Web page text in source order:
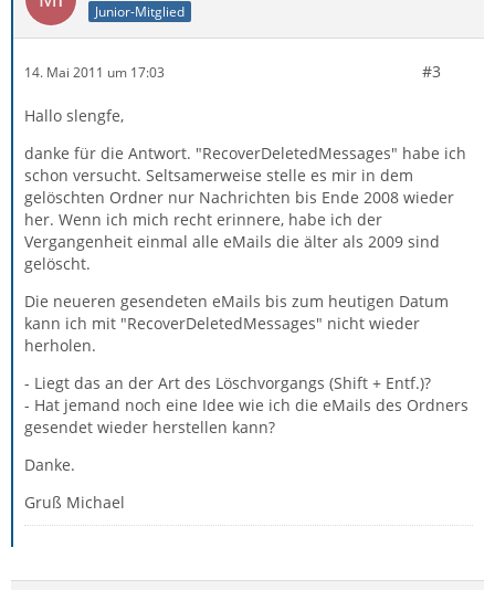
Junior-Mitglied
14. Mai 2011 um 17:03 #3
Hallo slengfe,
danke für die Antwort. "RecoverDeletedMessages" habe ich
schon versucht. Seltsamerweise stelle es mir in dem
gelöschten Ordner nur Nachrichten bis Ende 2008 wieder
her. Wenn ich mich recht erinnere, habe ich der
Vergangenheit einmal alle eMails die älter als 2009 sind
gelöscht.
Die neueren gesendeten eMails bis zum heutigen Datum
kann ich mit "RecoverDeletedMessages" nicht wieder
herholen.
- Liegt das an der Art des Löschvorgangs (Shift + Entf.)?
- Hat jemand noch eine Idee wie ich die eMails des Ordners
gesendet wieder herstellen kann?
Danke.
Gruß Michael